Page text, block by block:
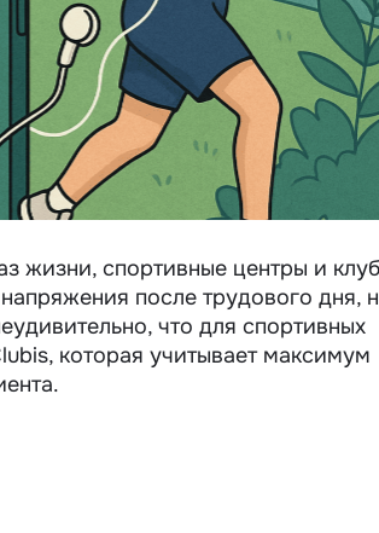
жизни, спортивные центры и
после трудового дня,
что для спортивных
которая учитывает максимум